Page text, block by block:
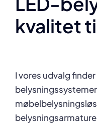
kvalitet
I vores udvalg